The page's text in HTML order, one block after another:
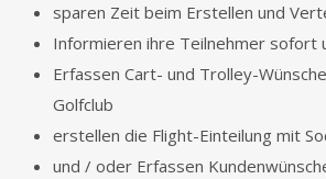
sparen Zeit beim Erstellen und
Informieren ihre Teilnehmer sofort
Erfassen Cart- und Trolley-
Golfclub
erstellen die Flight-Einteilung mit
und / oder Erfassen